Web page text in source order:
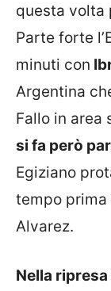
questa volta
Parte forte
minuti con
Argentina
Fallo in area
si fa però
Egiziano
tempo prima
Alvarez.
Nella